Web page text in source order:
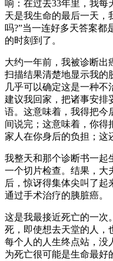
响：在过去33年里，我每
天是我生命的最后一天，
吗?”当一连好多天答案都
的时刻到了。
大约一年前，我被诊断出
扫描结果清楚地显示我的
几乎可以确定这是一种不
建议我回家，把诸事安排
语。这意味着，我得把今
间说完；这意味着，你得
家人在你身后的负担；这
我整天和那个诊断书一起
一个切片检查。结果，大
后，惊讶得集体尖叫了起
通过手术治疗的胰脏癌。
这是我最接近死亡的一次
死，即使想去天堂的人，
每个人的人生终点站，没
为死亡很可能是生命最好